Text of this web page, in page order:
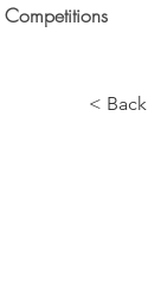
Competitions
< Back